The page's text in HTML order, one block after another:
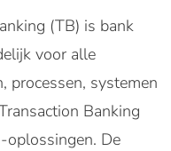
(TB) is bank
voor alle
processen, systemen
Banking
oplossingen. De